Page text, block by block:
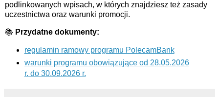
podlinkowanych wpisach, w których znajdziesz też zasady
uczestnictwa oraz warunki promocji.
📚 Przydatne dokumenty:
regulamin ramowy programu PolecamBank
warunki programu obowiązujące od 28.05.2026
r. do 30.09.2026 r.